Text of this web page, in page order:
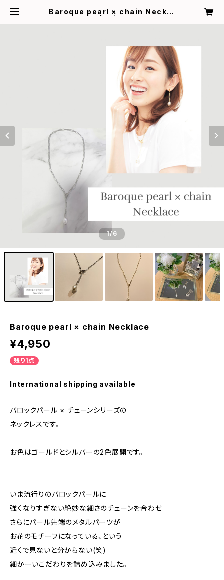
Baroque pearl × chain Neckla
1/6
Baroque pearl × chain Necklace
¥4,950
残り1点
International shipping available
バロックパール × チェーンシリーズの
ネックレスです。
お色はゴールドとシルバーの2色展開です。
いま流行りのバロックパールに
強くなりすぎない絶妙な細さのチェーンを合わせ
さらにパール先端のメタルパーツが
お花のモチーフになっている、という
近くで見ないと分からない(笑)
細かーいこだわりを詰め込みました。